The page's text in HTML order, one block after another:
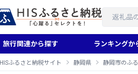
旅行関連から探す ランキングか
HISふるさと納税サイト 静岡県 静岡市のふ